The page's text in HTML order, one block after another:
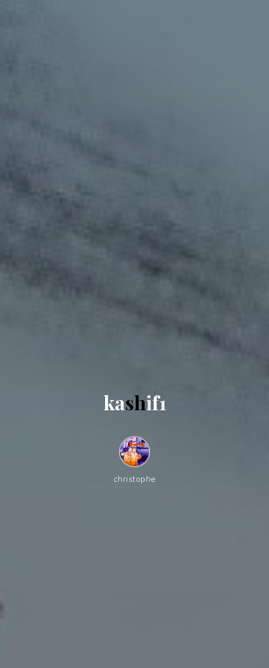
kashif1
christophe